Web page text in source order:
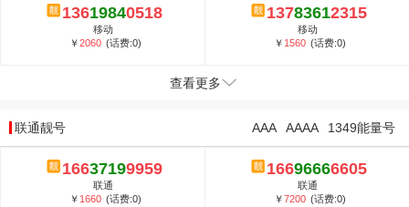
13619840518
移动
￥2060 (话费:0)
13783612315
移动
￥ 1560 (话费:0)
查看更多
联通靓号 1349能量号
AAAA
AAA
16637199959
联通
￥ 1660 (话费:0)
16696666605
联通
￥7200 (话费:0)